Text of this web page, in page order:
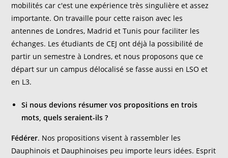
mobilités car c'est une expérience très singulière et assez
importante. On travaille pour cette raison avec les
antennes de Londres, Madrid et Tunis pour faciliter les
échanges. Les étudiants de CEJ ont déjà la possibilité de
partir un semestre à Londres, et nous proposons que ce
départ sur un campus délocalisé se fasse aussi en LSO et
en L3.
Si nous devions résumer vos propositions en trois
mots, quels seraient-ils ?
Fédérer. Nos propositions visent à rassembler les
Dauphinois et Dauphinoises peu importe leurs idées. Esprit